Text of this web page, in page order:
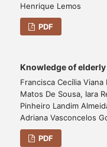
Henrique Lemos
PDF
Knowledge of
Francisca Cecília
Matos De Sousa, Iara
Pinheiro Landim
Adriana Vasconcelos
PDF